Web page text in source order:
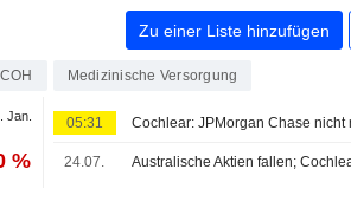
Zu einer Liste hinzufügen
COH Medizinische Versorgung
Jan.
%
05:31
24.07.